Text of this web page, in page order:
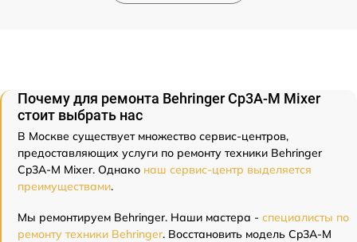
Почему для ремонта Behringer Cp3A-M Mixer
стоит выбрать нас
В Москве существует множество сервис-центров,
предоставляющих услуги по ремонту техники Behringer
Cp3A-M Mixer. Однако наш сервис-центр выделяется
преимуществами.
Мы ремонтируем Behringer. Наши мастера - специалисты по
ремонту техники Behringer. Восстановить модель Cp3A-M